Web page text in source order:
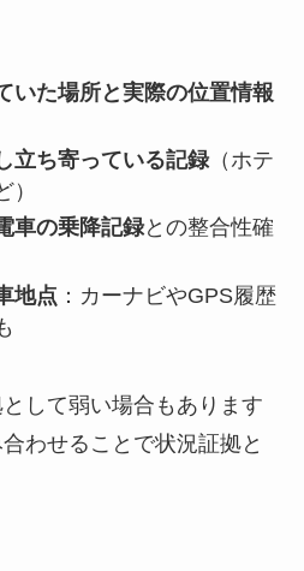
いた場所と実際の位置情報
立ち寄っている記録（ホテ
車の乗降記録との整合性確
地点 ：カーナビやGPS履歴
して弱い場合もあります
わせることで状況証拠と